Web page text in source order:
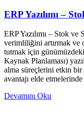
ERP Yazılımı –
ERP Yazılımı – Stok
verimliliğini artırmak ve
tutmak için
Kaynak Planlaması)
alma süreçlerini etkin
avantajı elde
Devamını Oku